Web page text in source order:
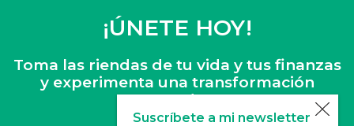
¡ÚNETE HOY!
Toma las riendas de tu vida y tus finanzas
y experimenta una transformación
renovadora.
Suscríbete a mi newsletter